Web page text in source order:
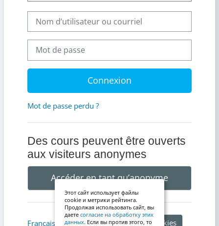
Mot de passe
Connexion
Mot de passe perdu ?
Des cours peuvent être ouverts
aux visiteurs anonymes
Accéder en tant qu’anonyme
Français ‎(fr)‎ Avis relatif aux cookies
Этот сайт использует файлы
cookie и метрики рейтинга.
Продолжая использовать сайт, вы
даете согласие на обработку этих
данных. Если вы против этого, то